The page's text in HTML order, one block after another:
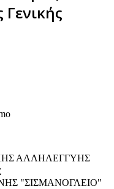
ΑΛΛΗΛΕΓΓΥΗΣ
"ΣΙΣΜΑΝΟΓΛΕΙΟ"